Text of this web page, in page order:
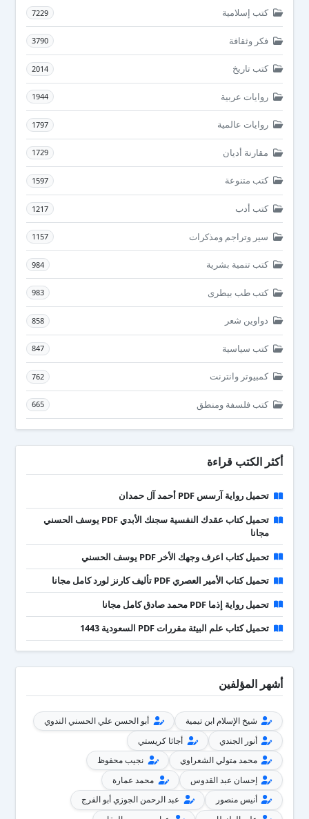
كتب إسلامية 7229
فكر وثقافة 3790
كتب تاريخ 2014
روايات عربية 1944
روايات عالمية 1797
مقارنة أديان 1729
كتب متنوعة 1597
كتب أدب 1217
سير وتراجم ومذكرات 1157
كتب تنمية بشرية 984
كتب طب بيطرى 983
دواوين شعر 858
كتب سياسية 847
كمبيوتر وانترنت 762
كتب فلسفة ومنطق 665
أكثر الكتب قراءة
تحميل رواية آرسس PDF أحمد آل حمدان
تحميل كتاب عقدك النفسية سجنك الأبدي PDF يوسف الحسني
مجانا
تحميل كتاب اعرف وجهك الأخر PDF يوسف الحسني
تحميل كتاب الأمير العصري PDF تأليف كارنز لورد كامل مجانا
تحميل رواية إذما PDF محمد صادق كامل مجانا
تحميل كتاب علم البيئة مقررات PDF السعودية 1443
أشهر المؤلفين
شيخ الإسلام ابن تيمية
أبو الحسن علي الحسني الندوي
أنور الجندي
أجاثا كريستي
محمد متولي الشعراوي
نجيب محفوظ
إحسان عبد القدوس
محمد عمارة
أنيس منصور
عبد الرحمن الجوزي أبو الفرج